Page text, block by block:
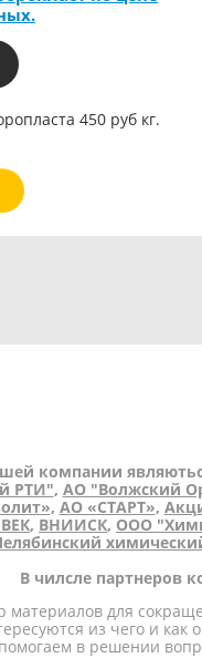
450 руб кг.
компании
РТИ", АО "Волжский
, АО «СТАРТ»,
, ВНИИСК, ООО
В чилсле партнеров
материалов для
из чего и
в решении